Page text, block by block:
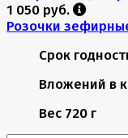
1 050 руб.
Розочки
Срок
Вложений в
Вес 720 г